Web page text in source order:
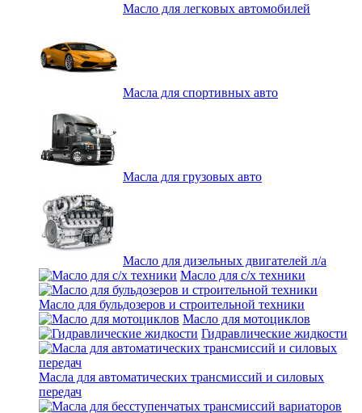
Масло для легковых автомобилей
Масла для спортивных авто
Масла для грузовых авто
Масло для дизельных двигателей л/а
Масло для с/х техники
Масло для бульдозеров и строительной техники
Масло для мотоциклов
Гидравлические жидкости
Масла для автоматических трансмиссий и силовых
передач